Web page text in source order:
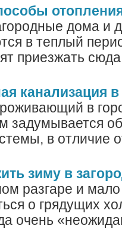
дома и
в теплый
приезжать
канализация
в
задумывается
в отличие
зиму в
разгаре и мало
о грядущих
очень